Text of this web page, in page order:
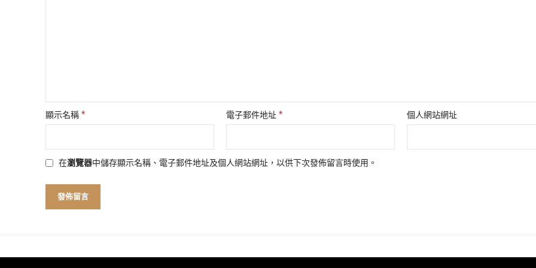
顯示名稱 * 電子郵件地址* 個人網站網址
在瀏覽器中儲存顯示名稱、電子郵件地址及個人網站網址，以供下次發佈留言時使用。